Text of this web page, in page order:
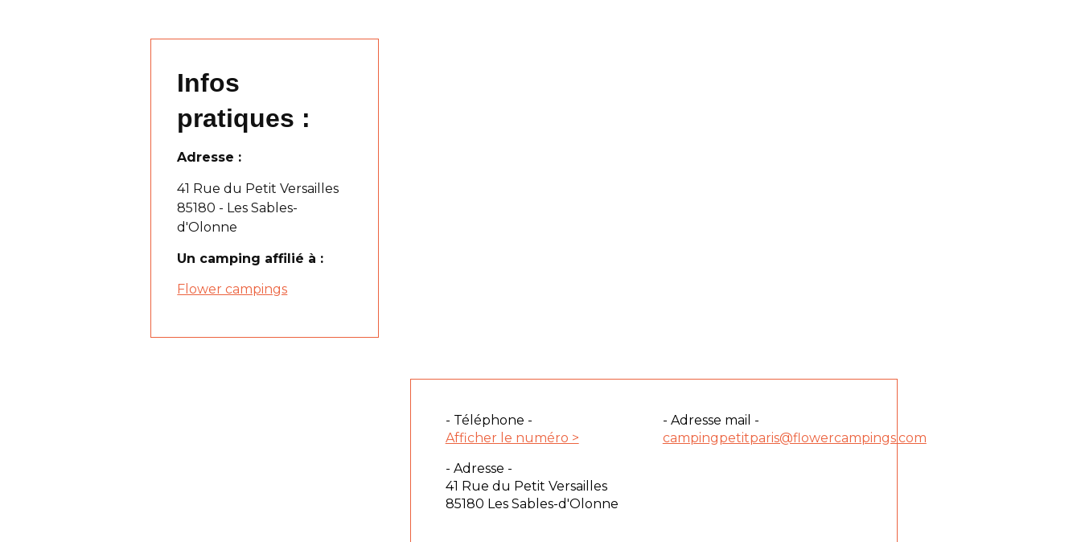
Infos
pratiques :
Adresse :
41 Rue du Petit Versailles
85180 - Les Sables-
d'Olonne
Un camping affilié à :
Flower campings
- Téléphone -
Afficher le numéro >
- Adresse -
41 Rue du Petit Versailles
85180 Les Sables-d'Olonne
- Adresse mail -
campingpetitparis@flowercampings.com